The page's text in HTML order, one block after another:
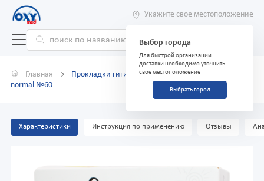
Укажите свое местоположение
Выбор города
Для быстрой организации
доставки необходимо уточнить
свое местоположение
Выбрать город
Главная
Прокладки гигиенические ежедневные Femini
normal №60
Характеристики Инструкция по применению Отзывы